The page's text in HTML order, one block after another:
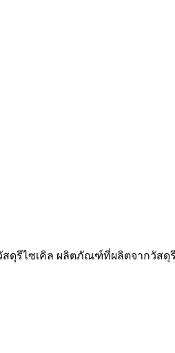
สดุรีไซเคิล ผลิตภัณฑ์ที่ผลิตจากวัสดุ